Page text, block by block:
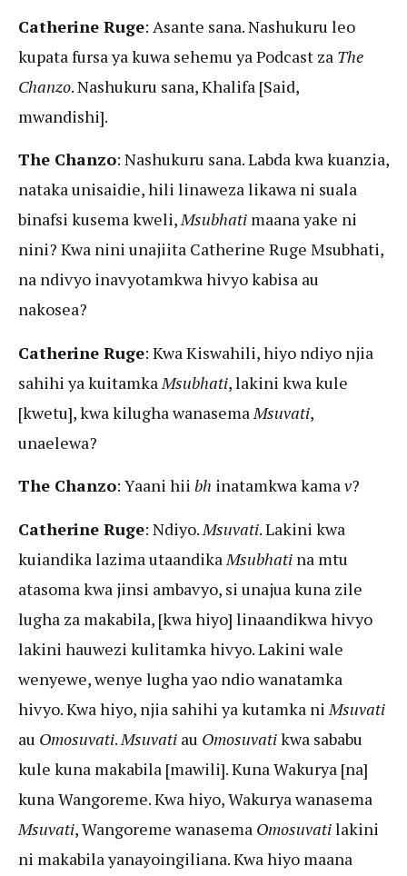
Catherine Ruge: Asante sana. Nashukuru leo
kupata fursa ya kuwa sehemu ya Podcast za The
Chanzo. Nashukuru sana, Khalifa [Said,
mwandishi].
The Chanzo: Nashukuru sana. Labda kwa kuanzia,
nataka unisaidie, hili linaweza likawa ni suala
binafsi kusema kweli,Msubhati maana yake ni
nini? Kwa nini unajiita Catherine Ruge Msubhati,
na ndivyo inavyotamkwa hivyo kabisa au
nakosea?
Catherine Ruge: Kwa Kiswahili, hiyo ndiyo njia
sahihi ya kuitamka Msubhati, lakini kwa kule
[kwetu], kwa kilugha wanasema Msuvati,
unaelewa?
The Chanzo: Yaani hii bh inatamkwa kamav?
Catherine Ruge: Ndiyo. Msuvati. Lakini kwa
kuiandika lazima utaandika Msubhati na mtu
atasoma kwa jinsi ambavyo, si unajua kuna zile
lugha za makabila, [kwa hiyo] linaandikwa hivyo
lakini hauwezi kulitamka hivyo. Lakini wale
wenyewe, wenye lugha yao ndio wanatamka
hivyo. Kwa hiyo, njia sahihi ya kutamka ni Msuvati
au Omosuvati. Msuvati au Omosuvatikwa sababu
kule kuna makabila [mawili]. Kuna Wakurya [na]
kuna Wangoreme. Kwa hiyo, Wakurya wanasema
Msuvati, Wangoreme wanasema Omosuvatilakini
ni makabila yanayoingiliana. Kwa hiyo maana